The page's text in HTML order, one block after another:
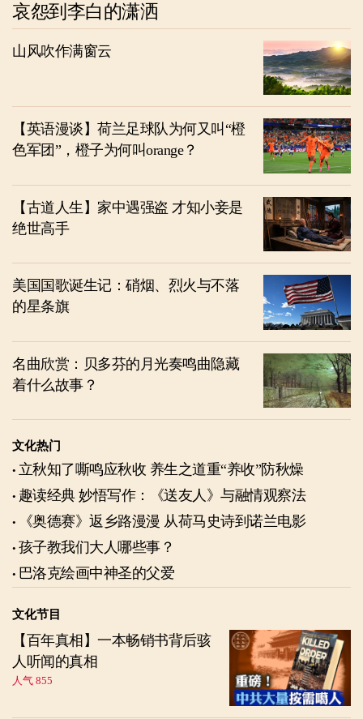
哀怨到李白的潇洒
山风吹作满窗云
【英语漫谈】荷兰足球队为何又叫“橙
色军团”，橙子为何叫orange？
【古道人生】家中遇强盗 才知小妾是
绝世高手
美国国歌诞生记：硝烟、烈火与不落
的星条旗
名曲欣赏：贝多芬的月光奏鸣曲隐藏
着什么故事？
文化热门
立秋知了嘶鸣应秋收 养生之道重“养收”防秋燥
趣读经典 妙悟写作：《送友人》与融情观察法
《奥德赛》返乡路漫漫 从荷马史诗到诺兰电影
孩子教我们大人哪些事？
巴洛克绘画中神圣的父爱
文化节目
【百年真相】一本畅销书背后骇
人听闻的真相
人气 855